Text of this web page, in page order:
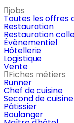
jobs
Toutes les offres
Restauration
Restauration
Évènementiel
Hôtellerie
Logistique
Vente
Fiches métiers
Runner
Chef de cuisine
Second de cuisine
Pâtissier
Boulanger